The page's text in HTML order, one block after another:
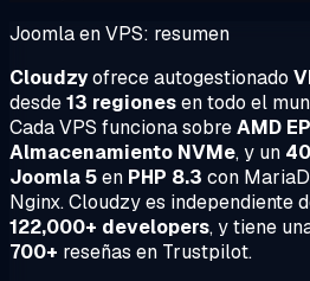
Joomla en VPS: resumen
Cloudzyofrece autogestionado
desde13 regionesen todo el
Cada VPS funciona sobreAMD
Almacenamiento NVMe, y un
Joomla 5en PHP 8.3 con
Nginx. Cloudzy es independiente
122,000+ developers, y tiene
700+ reseñas en Trustpilot.